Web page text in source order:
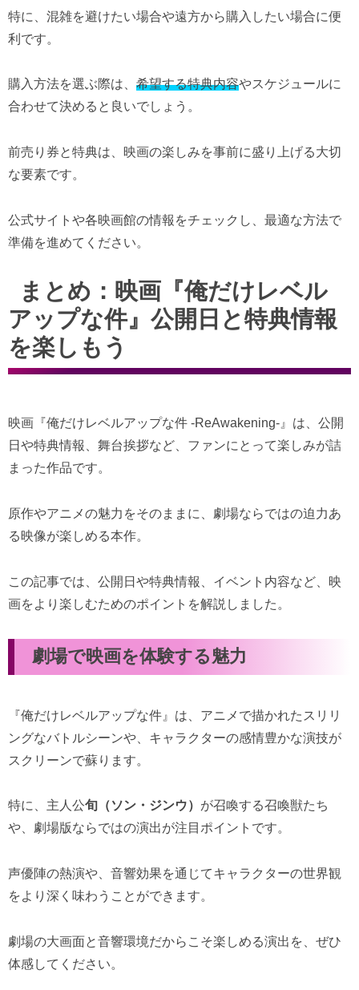
特に、混雑を避けたい場合や遠方から購入したい場合に便
利です。
購入方法を選ぶ際は、 希望する特典内容やスケジュールに
合わせて決めると良いでしょう。
前売り券と特典は、映画の楽しみを事前に盛り上げる大切
な要素です。
公式サイトや各映画館の情報をチェックし、最適な方法で
準備を進めてください。
まとめ：映画『俺だけレベル
アップな件』公開日と特典情報
を楽しもう
映画『俺だけレベルアップな件 -ReAwakening-』は、公開
日や特典情報、舞台挨拶など、ファンにとって楽しみが詰
まった作品です。
原作やアニメの魅力をそのままに、劇場ならではの迫力あ
る映像が楽しめる本作。
この記事では、公開日や特典情報、イベント内容など、映
画をより楽しむためのポイントを解説しました。
劇場で映画を体験する魅力
『俺だけレベルアップな件』は、アニメで描かれたスリリ
ングなバトルシーンや、キャラクターの感情豊かな演技が
スクリーンで蘇ります。
特に、主人公旬（ソン・ジンウ） が召喚する召喚獣たち
や、劇場版ならではの演出が注目ポイントです。
声優陣の熱演や、音響効果を通じてキャラクターの世界観
をより深く味わうことができます。
劇場の大画面と音響環境だからこそ楽しめる演出を、ぜひ
体感してください。